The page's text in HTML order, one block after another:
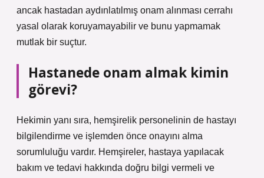
ancak hastadan aydınlatılmış onam alınması cerrahı
yasal olarak koruyamayabilir ve bunu yapmamak
mutlak bir suçtur.
Hastanede onam almak kimin
görevi?
Hekimin yanı sıra, hemşirelik personelinin de hastayı
bilgilendirme ve işlemden önce onayını alma
sorumluluğu vardır. Hemşireler, hastaya yapılacak
bakım ve tedavi hakkında doğru bilgi vermeli ve